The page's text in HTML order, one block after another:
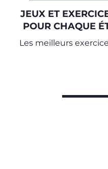
JEUX ET
POUR CHAQUE
Les meilleurs